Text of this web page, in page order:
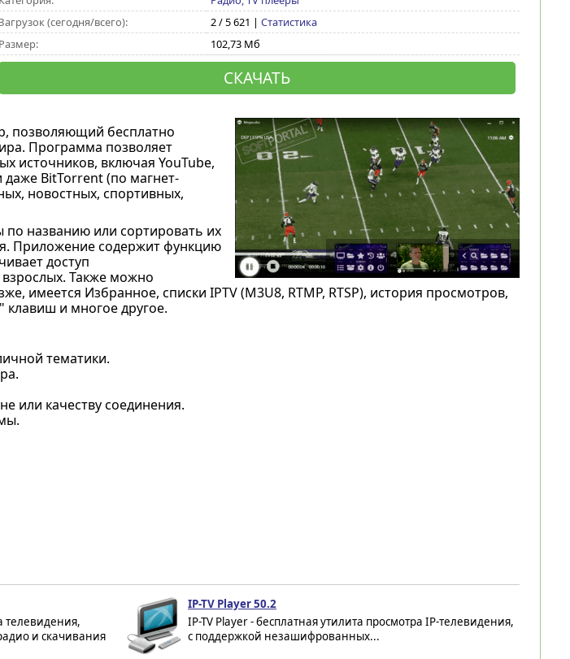
(сегодня/всего):
2 / 5 621 | Статистика
Размер:
102,73 Мб
СКАЧАТЬ
позволяющий бесплатно
Программа позволяет
источников, включая YouTube,
даже BitTorrent (по магнет-
новостных, спортивных,
по названию или сортировать их
Приложение содержит функцию
доступ
Также можно
имеется Избранное, списки IPTV (M3U8, RTMP, RTSP), история просмотров,
и многое другое.
тематики.
или качеству соединения.
телевидения,
и скачивания
IP-TV Player 50.2
IP-TV Player - бесплатная утилита просмотра IP-телевидения,
с поддержкой незашифрованных...